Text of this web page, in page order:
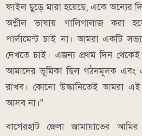
ফাইল ছুড়ে মারা হয়েছে, একে অন্যের
অশ্লীল ভাষায় গালিগালাজ করা
পার্লামেন্ট চাই না। আমরা একটি
দেখতে চাই। এজন্য প্রথম দিন
আমাদের ভূমিকা ছিল গঠনমূলক এবং
রাখব। কোনো উস্কানিতেই আমরা এই
আসব না।"
বাগেরহাট জেলা জামায়াতের